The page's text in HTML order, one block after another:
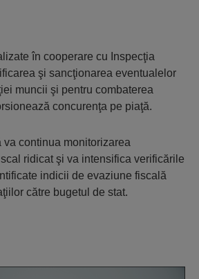
în cooperare cu Inspecţia
şi sancţionarea eventualelor
muncii şi pentru combaterea
concurenţa pe piaţă.
continua monitorizarea
ridicat şi va intensifica verificările
indicii de evaziune fiscală
către bugetul de stat.